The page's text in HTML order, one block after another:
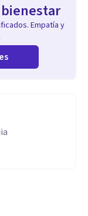
Empatía y